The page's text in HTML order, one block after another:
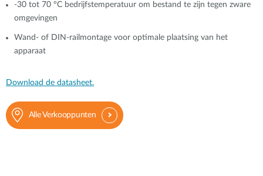
-30 tot 70 °C bedrijfstemperatuur om bestand te zijn tegen zware
omgevingen
Wand- of DIN-railmontage voor optimale plaatsing van het
apparaat
Download de datasheet.
Alle Verkooppunten